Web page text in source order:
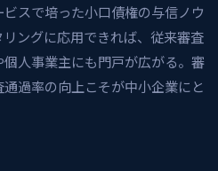
スで培った小口債権の与信ノウ
ングに応用できれば、従来審査
人事業主にも門戸が広がる。審
過率の向上こそが中小企業にと